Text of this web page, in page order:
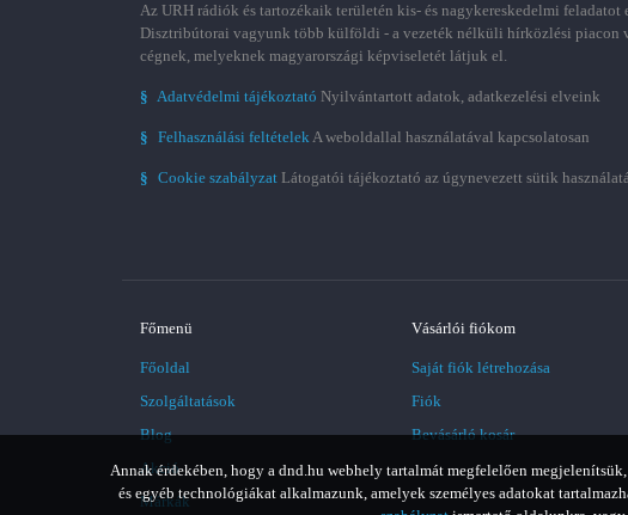
Annak érdekében, hogy a dnd.hu webhely tartalmát megfelelően
és egyéb technológiákat alkalmazunk, amelyek személyes adatokat
Az URH rádiók és tartozékaik területén kis- és nagykereskedelmi feladatot
Disztribútorai vagyunk több külföldi - a vezeték nélküli hírközlési piacon
cégnek, melyeknek magyarországi képviseletét látjuk el.
§ Adatvédelmi tájékoztató Nyilvántartott adatok, adatkezelési elveink
§ Felhasználási feltételekA weboldallal használatával kapcsolatosan
§ Cookie szabályzat Látogatói tájékoztató az úgynevezett sütik
Főmenü
Főoldal
Szolgáltatások
Blog
Akció
Márkák
Vásárlói fiókom
Saját fiók létrehozása
Fiók
Bevásárló kosár